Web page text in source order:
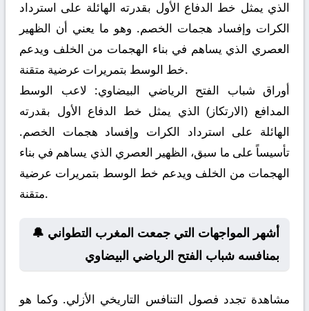
الذي يمثل خط الدفاع الأول بقدرته الهائلة على استرداد
الكرات وإفساد هجمات الخصم. وهو ما يعني أن الظهير
العصري الذي يساهم في بناء الهجمات من الخلف ويدعم
خط الوسط بتمريرات عرضية متقنة.
أوراق شباب الفتح الرياضي البيضاوي: لاعب الوسط
المدافع (الارتكاز) الذي يمثل خط الدفاع الأول بقدرته
الهائلة على استرداد الكرات وإفساد هجمات الخصم.
تأسيساً على ما سبق، الظهير العصري الذي يساهم في بناء
الهجمات من الخلف ويدعم خط الوسط بتمريرات عرضية
متقنة.
🔔 أشهر المواجهات التي جمعت المغرب التطواني
بمنافسه شباب الفتح الرياضي البيضاوي
مشاهدة تجدد فصول التنافس التاريخي الأزلي. وكما هو